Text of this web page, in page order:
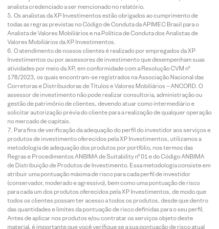
analista credenciado a ser mencionado no relatório.
Os analistas da XP Investimentos estão obrigados ao cumprimento de
todas as regras previstas no Código de Conduta da APIMEC Brasil para o
Analista de Valores Mobiliários e na Política de Conduta dos Analistas de
Valores Mobiliários da XP Investimentos.
O atendimento de nossos clientes é realizado por empregados da XP
Investimentos ou por assessores de investimento que desempenham suas
atividades por meio da XP, em conformidade com a Resolução CVM nº
178/2023, os quais encontram-se registrados na Associação Nacional das
Corretoras e Distribuidoras de Títulos e Valores Mobiliários – ANCORD. O
assessor de investimento não pode realizar consultoria, administração ou
gestão de patrimônio de clientes, devendo atuar como intermediário e
solicitar autorização prévia do cliente para a realização de qualquer operação
no mercado de capitais.
Para fins de verificação da adequação do perfil do investidor aos serviços e
produtos de investimento oferecidos pela XP Investimentos, utilizamos a
metodologia de adequação dos produtos por portfólio, nos termos das
Regras e Procedimentos ANBIMA de Suitability nº 01 e do Código ANBIMA
de Distribuição de Produtos de Investimento. Essa metodologia consiste em
atribuir uma pontuação máxima de risco para cada perfil de investidor
(conservador, moderado e agressivo), bem como uma pontuação de risco
para cada um dos produtos oferecidos pela XP Investimentos, de modo que
todos os clientes possam ter acesso a todos os produtos, desde que dentro
das quantidades e limites da pontuação de risco definidas para o seu perfil.
Antes de aplicar nos produtos e/ou contratar os serviços objeto deste
material, é importante que você verifique se a sua pontuação de risco atual